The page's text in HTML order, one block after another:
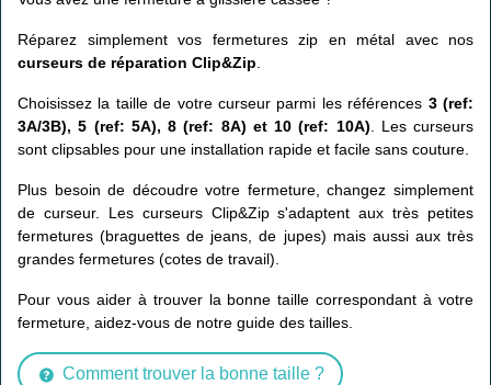
Réparez simplement vos fermetures zip en métal avec nos
curseurs de réparation Clip&Zip
Choisissez la taille de votre curseur parmi les références 3 (ref:
3A/3B), 5 (ref: 5A), 8 (ref: 8A) et 10 (ref: 10A) . Les curseurs
sont clipsables pour une installation rapide et facile sans couture.
Plus besoin de découdre votre fermeture, changez simplement
de curseur. Les curseurs Clip&Zip s'adaptent aux très petites
fermetures (braguettes de jeans, de jupes) mais aussi aux très
grandes fermetures (cotes de travail).
Pour vous aider à trouver la bonne taille correspondant à votre
fermeture, aidez-vous de notre guide des tailles.
Comment trouver la bonne taille ?